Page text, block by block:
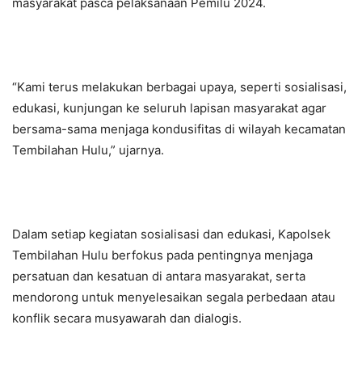
“Kami terus melakukan berbagai upaya, seperti sosialisasi,
edukasi, kunjungan ke seluruh lapisan masyarakat agar
bersama-sama menjaga kondusifitas di wilayah kecamatan
Tembilahan Hulu,” ujarnya.
Dalam setiap kegiatan sosialisasi dan edukasi, Kapolsek
Tembilahan Hulu berfokus pada pentingnya menjaga
persatuan dan kesatuan di antara masyarakat, serta
mendorong untuk menyelesaikan segala perbedaan atau
konflik secara musyawarah dan dialogis.